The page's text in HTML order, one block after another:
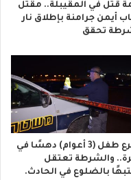
قتل في المقيبلة.. مقتل
أيمن جرامنة بإطلاق نار
تحقق
مصرع طفل (3 أعوام) دهسًا في
والشرطة تعتقل
بالضلوع في الحادث.